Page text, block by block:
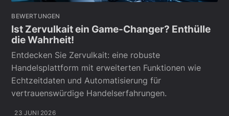
BEWERTUNGEN
Ist Zervulkait ein Game-Changer? Enthülle
die Wahrheit!
Entdecken Sie Zervulkait: eine robuste
Handelsplattform mit erweiterten Funktionen wie
Echtzeitdaten und Automatisierung für
vertrauenswürdige Handelserfahrungen.
23 JUNI 2026